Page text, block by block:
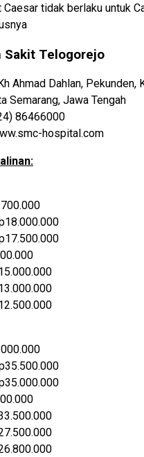
Caesar tidak berlaku untuk
Sakit Telogorejo
Ahmad Dahlan, Pekunden,
Semarang, Jawa Tengah
86466000
hospital.com